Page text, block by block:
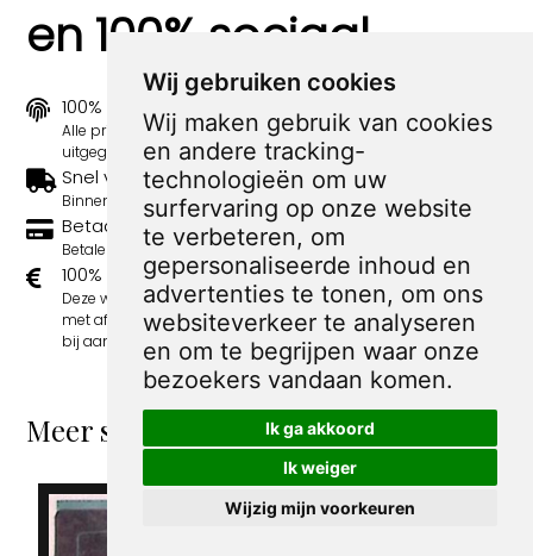
Wij gebruiken cookies
Wij maken gebruik van cookies
en andere tracking-
technologieën om uw
surfervaring op onze website
te verbeteren, om
gepersonaliseerde inhoud en
advertenties te tonen, om ons
websiteverkeer te analyseren
en om te begrijpen waar onze
bezoekers vandaan komen.
Ik ga akkoord
Ik weiger
Wijzig mijn voorkeuren
en 100% sociaal
100% origineel
Alle prints zijn 100% origineel in de jaren 1910-1920
uitgegeven.
Snel verzonden
Binnen 3 werkdagen wordt je print verstuurd.
Betaal veilig en eenvoudig
Betalen kan met iDeal, Credit Card en Paypal.
100% sociaal
Deze webshop wordt volledig gerund door jongens
met afstand tot de arbeidsmarkt. Je bestelling draagt
bij aan hun welzijn en toekomstplannen!
Meer spotprenten van Peter van Reen